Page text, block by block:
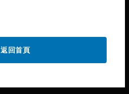
返回首頁